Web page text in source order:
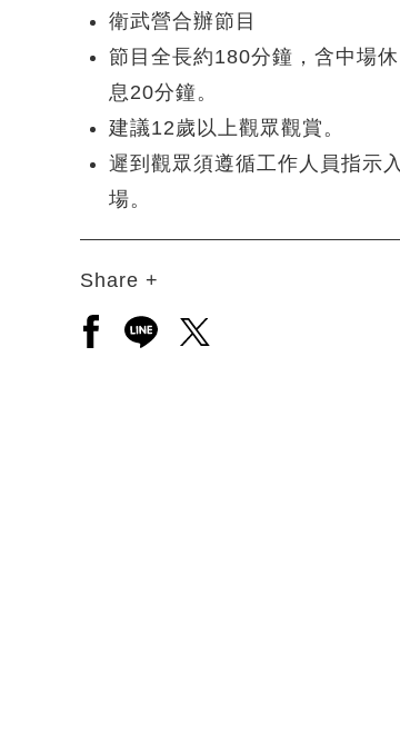
衛武營合辦節目
節目全長約180分鐘，含中場休
息20分鐘。
建議12歲以上觀眾觀賞。
遲到觀眾須遵循工作人員指示入
場。
Share +
另開新視窗分享至facebook
另開新視窗分享至line
另開新視窗分享至twitter